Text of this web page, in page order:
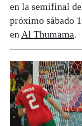
en la semifinal
próximo sábado
en Al Thumama.